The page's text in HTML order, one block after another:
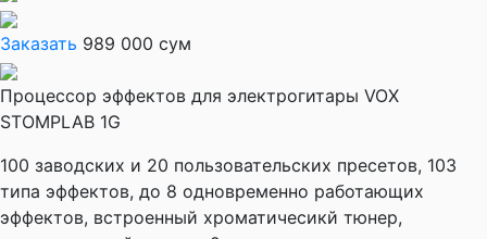
Заказать 989 000 сум
Процессор эффектов для электрогитары VOX
STOMPLAB 1G
100 заводских и 20 пользовательских пресетов, 103
типа эффектов, до 8 одновременно работающих
эффектов, встроенный хроматичесикй тюнер,